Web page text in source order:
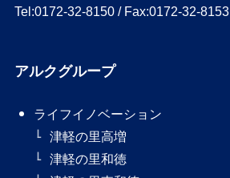
Tel:0172-32-8150 / Fax:0172-32-8153
アルクグループ
ライフイノベーション
津軽の里高増
津軽の里和徳